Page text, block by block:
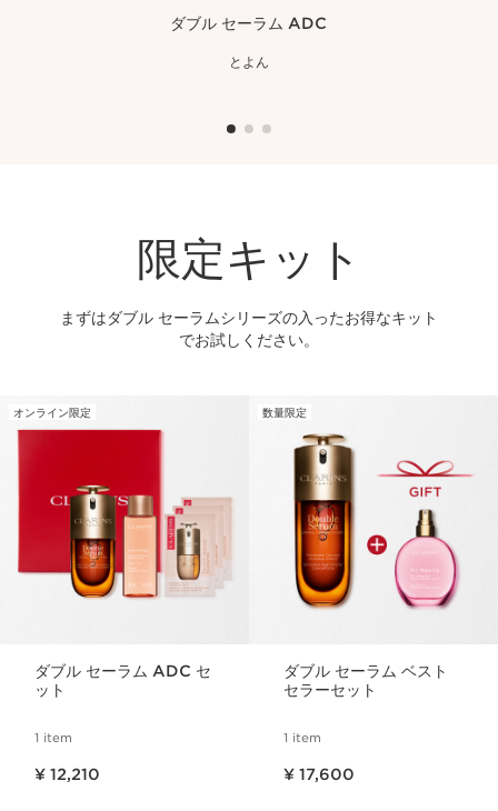
ダブル セーラム ADC
とよん
限定キット
まずはダブル セーラムシリーズの入ったお得なキット
でお試しください。
オンライン限定
ダブル セーラム ADC セ
ット
1 item
¥ 12,210
数量限定
ダブル セーラム ベスト
セラーセット
1 item
¥ 17,600